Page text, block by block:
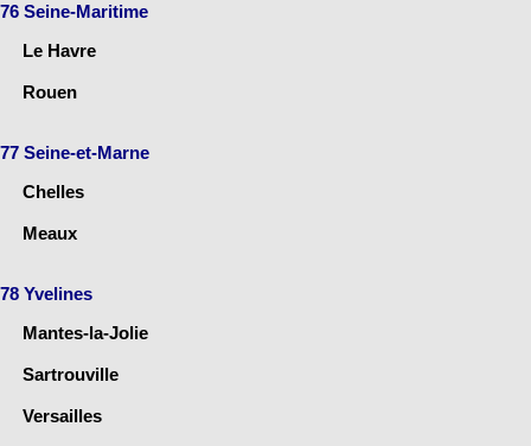
76 Seine-Maritime
Le Havre
Rouen
77 Seine-et-Marne
Chelles
Meaux
78 Yvelines
Mantes-la-Jolie
Sartrouville
Versailles